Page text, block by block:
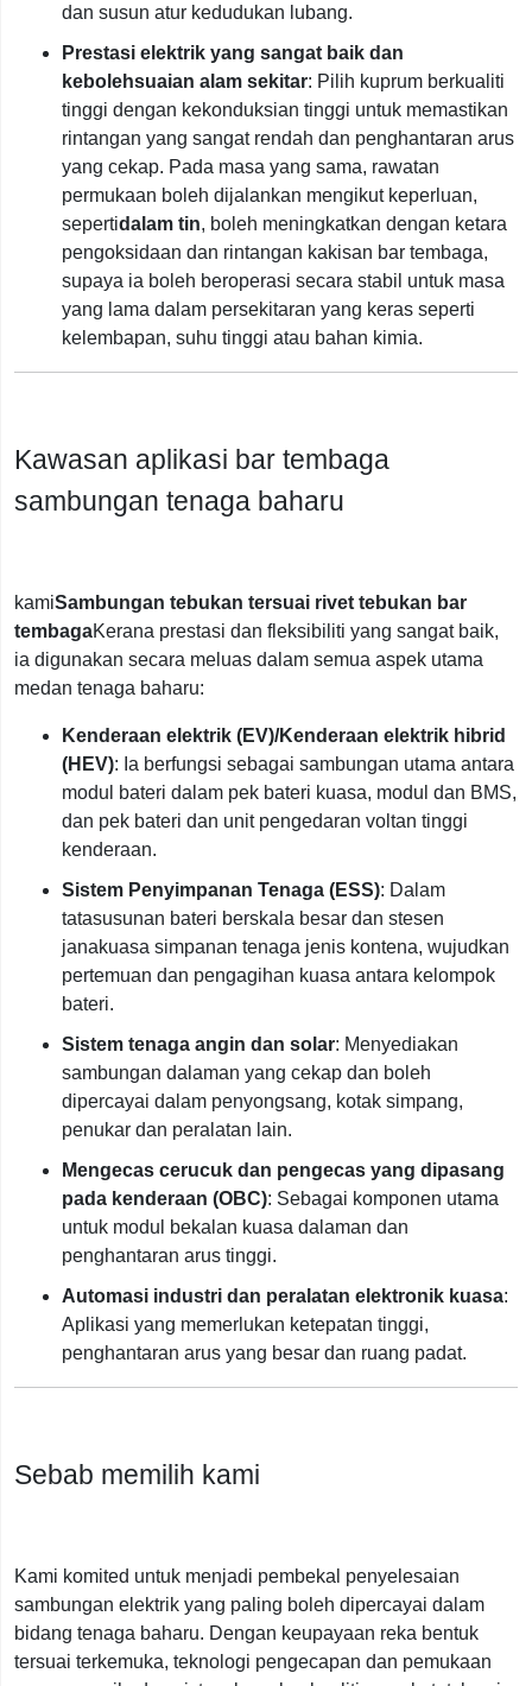
dan susun atur kedudukan lubang.
Prestasi elektrik yang sangat baik dan
kebolehsuaian alam sekitar: Pilih kuprum berkualiti
tinggi dengan kekonduksian tinggi untuk memastikan
rintangan yang sangat rendah dan penghantaran arus
yang cekap. Pada masa yang sama, rawatan
permukaan boleh dijalankan mengikut keperluan,
sepertidalam tin, boleh meningkatkan dengan ketara
pengoksidaan dan rintangan kakisan bar tembaga,
supaya ia boleh beroperasi secara stabil untuk masa
yang lama dalam persekitaran yang keras seperti
kelembapan, suhu tinggi atau bahan kimia.
Kawasan aplikasi bar tembaga
sambungan tenaga baharu
kamiSambungan tebukan tersuai rivet tebukan bar
tembagaKerana prestasi dan fleksibiliti yang sangat baik,
ia digunakan secara meluas dalam semua aspek utama
medan tenaga baharu:
Kenderaan elektrik (EV)/Kenderaan elektrik hibrid
(HEV): Ia berfungsi sebagai sambungan utama antara
modul bateri dalam pek bateri kuasa, modul dan BMS,
dan pek bateri dan unit pengedaran voltan tinggi
kenderaan.
Sistem Penyimpanan Tenaga (ESS): Dalam
tatasusunan bateri berskala besar dan stesen
janakuasa simpanan tenaga jenis kontena, wujudkan
pertemuan dan pengagihan kuasa antara kelompok
bateri.
Sistem tenaga angin dan solar: Menyediakan
sambungan dalaman yang cekap dan boleh
dipercayai dalam penyongsang, kotak simpang,
penukar dan peralatan lain.
Mengecas cerucuk dan pengecas yang dipasang
pada kenderaan (OBC): Sebagai komponen utama
untuk modul bekalan kuasa dalaman dan
penghantaran arus tinggi.
Automasi industri dan peralatan elektronik kuasa:
Aplikasi yang memerlukan ketepatan tinggi,
penghantaran arus yang besar dan ruang padat.
Sebab memilih kami
Kami komited untuk menjadi pembekal penyelesaian
sambungan elektrik yang paling boleh dipercayai dalam
bidang tenaga baharu. Dengan keupayaan reka bentuk
tersuai terkemuka, teknologi pengecapan dan pemukaan